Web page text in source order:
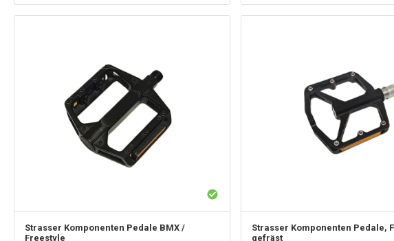
Strasser Komponenten Pedale BMX /
Freestyle
Strasser Komponenten Pedale,
gefräst